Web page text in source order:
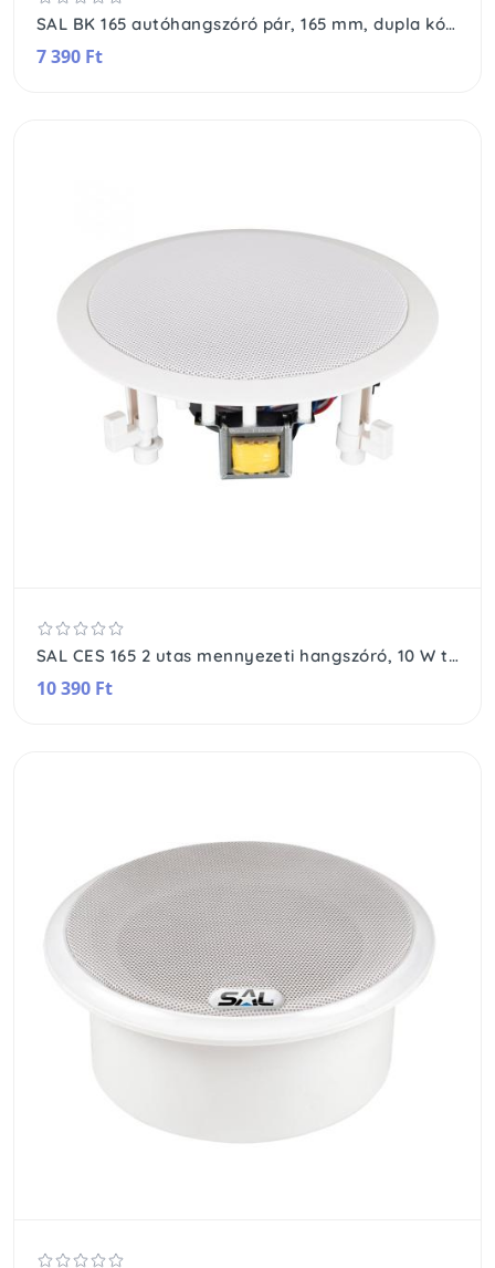
SAL BK 165 autóhangszóró pár, 165 mm, dupla kónusz, 2 x 75 Wmax, 4 Ohm, 45 - 19.000 Hz, 86 dB, PEI magas tölcsér, cellulóz mélyközép kónusz
7 390 Ft
SAL CES 165 2 utas mennyezeti hangszóró, 10 W terhelhetőség, 2 utas, 110 V-os transzformátor, 8 Ohm impedancia
10 390 Ft